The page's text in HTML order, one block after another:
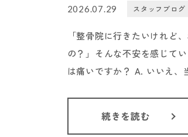
2026.07.29 スタッフブログ
「整骨院に行きたいけれど
の？」そんな不安を感じて
は痛いですか？ A. いいえ
続きを読む